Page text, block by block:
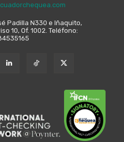
Padilla N330 e Iñaquito,
10, Of. 1002. Teléfono: